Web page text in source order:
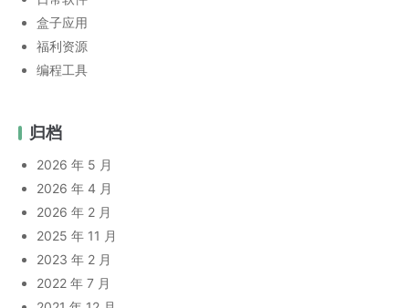
盒子应用
福利资源
编程工具
归档
2026 年 5 月
2026 年 4 月
2026 年 2 月
2025 年 11 月
2023 年 2 月
2022 年 7 月